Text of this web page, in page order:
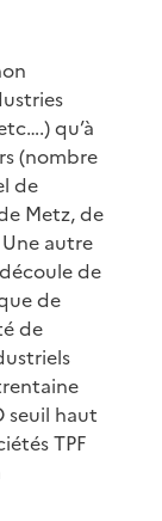
qu’à
(nombre
de
Metz, de
autre
de
de
de
seuil haut
TPF